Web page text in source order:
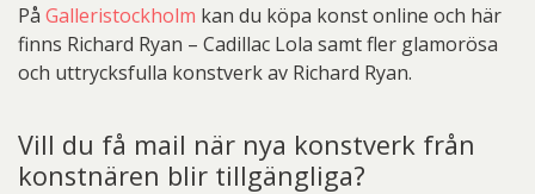
På Galleristockholm kan du köpa konst online och här
finns Richard Ryan – Cadillac Lola samt fler glamorösa
och uttrycksfulla konstverk av Richard Ryan.
Vill du få mail när nya konstverk från
konstnären blir tillgängliga?